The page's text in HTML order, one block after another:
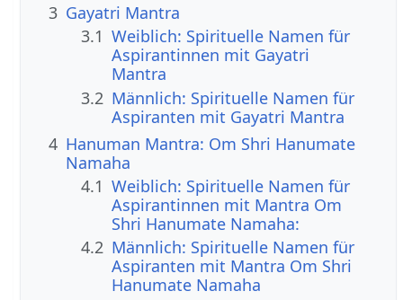
3 Gayatri Mantra
3.1 Weiblich: Spirituelle Namen für
Aspirantinnen mit Gayatri
Mantra
3.2 Männlich: Spirituelle Namen für
Aspiranten mit Gayatri Mantra
4 Hanuman Mantra: Om Shri Hanumate
Namaha
4.1 Weiblich: Spirituelle Namen für
Aspirantinnen mit Mantra Om
Shri Hanumate Namaha:
4.2 Männlich: Spirituelle Namen für
Aspiranten mit Mantra Om Shri
Hanumate Namaha